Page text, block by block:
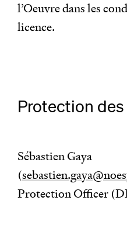
l’Oeuvre dans les
licence.
Protection
Sébastien Gaya
(
Protection Officer